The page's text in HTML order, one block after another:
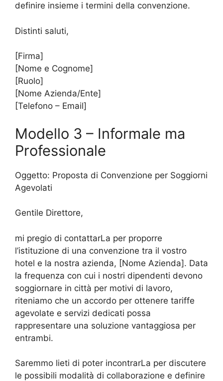
definire insieme i termini della convenzione.
Distinti saluti,
[Firma]
[Nome e Cognome]
[Ruolo]
[Nome Azienda/Ente]
[Telefono – Email]
Modello 3 – Informale ma
Professionale
Oggetto: Proposta di Convenzione per Soggiorni
Agevolati
Gentile Direttore,
mi pregio di contattarLa per proporre
l’istituzione di una convenzione tra il vostro
hotel e la nostra azienda, [Nome Azienda]. Data
la frequenza con cui i nostri dipendenti devono
soggiornare in città per motivi di lavoro,
riteniamo che un accordo per ottenere tariffe
agevolate e servizi dedicati possa
rappresentare una soluzione vantaggiosa per
entrambi.
Saremmo lieti di poter incontrarLa per discutere
le possibili modalità di collaborazione e definire